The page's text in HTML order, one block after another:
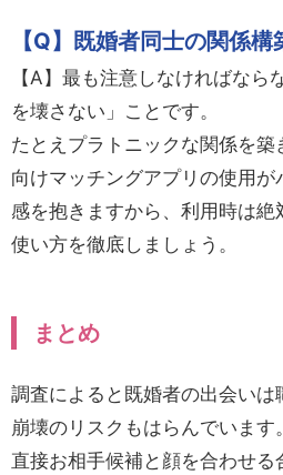
【Q】既婚者同士の関係
【A】最も注意しなければなら
を壊さない」ことです。
たとえプラトニックな関係を
向けマッチングアプリの使用
感を抱きますから、利用時は
使い方を徹底しましょう。
まとめ
調査によると既婚者の出会い
崩壊のリスクもはらんでいます。
直接お相手候補と顔を合わせ